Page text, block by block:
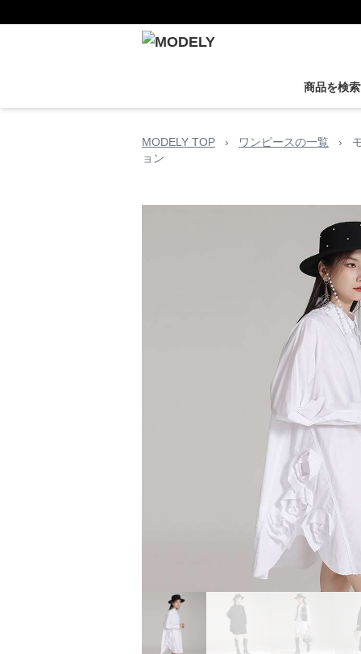
商品を検
MODELY TOP › ワンピースの一覧 ›
ョン